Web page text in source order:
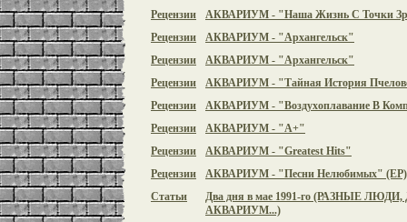
Рецензии
АКВАРИУМ - "Наша Жизнь С Точки
Рецензии
АКВАРИУМ - "Архангельск"
Рецензии
АКВАРИУМ - "Архангельск"
Рецензии
АКВАРИУМ - "Тайная История
Рецензии
АКВАРИУМ - "Воздухоплавание В
Рецензии
АКВАРИУМ - "А+"
Рецензии
АКВАРИУМ - "Greatest Hits"
Рецензии
АКВАРИУМ - "Песни Нелюбимых" (EP)
Статьи
Два дня в мае 1991-го (РАЗНЫЕ ЛЮДИ,
АКВАРИУМ...)